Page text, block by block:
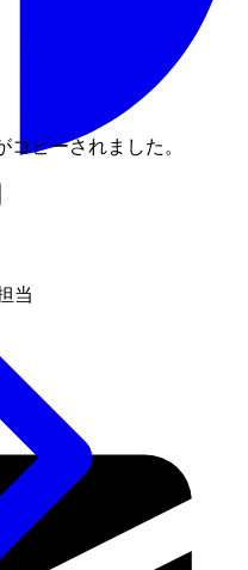
ピーされました。
当